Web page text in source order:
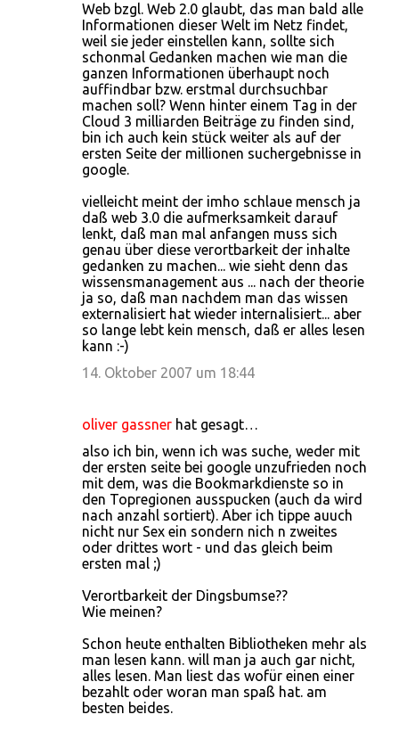
Web bzgl. Web 2.0 glaubt, das man bald alle
Informationen dieser Welt im Netz findet,
weil sie jeder einstellen kann, sollte sich
schonmal Gedanken machen wie man die
ganzen Informationen überhaupt noch
auffindbar bzw. erstmal durchsuchbar
machen soll? Wenn hinter einem Tag in der
Cloud 3 milliarden Beiträge zu finden sind,
bin ich auch kein stück weiter als auf der
ersten Seite der millionen suchergebnisse in
google.
vielleicht meint der imho schlaue mensch ja
daß web 3.0 die aufmerksamkeit darauf
lenkt, daß man mal anfangen muss sich
genau über diese verortbarkeit der inhalte
gedanken zu machen... wie sieht denn das
wissensmanagement aus ... nach der theorie
ja so, daß man nachdem man das wissen
externalisiert hat wieder internalisiert... aber
so lange lebt kein mensch, daß er alles lesen
kann :-)
14. Oktober 2007 um 18:44
oliver gassner hat gesagt…
also ich bin, wenn ich was suche, weder mit
der ersten seite bei google unzufrieden noch
mit dem, was die Bookmarkdienste so in
den Topregionen ausspucken (auch da wird
nach anzahl sortiert). Aber ich tippe auuch
nicht nur Sex ein sondern nich n zweites
oder drittes wort - und das gleich beim
ersten mal ;)
Verortbarkeit der Dingsbumse??
Wie meinen?
Schon heute enthalten Bibliotheken mehr als
man lesen kann. will man ja auch gar nicht,
alles lesen. Man liest das wofür einen einer
bezahlt oder woran man spaß hat. am
besten beides.